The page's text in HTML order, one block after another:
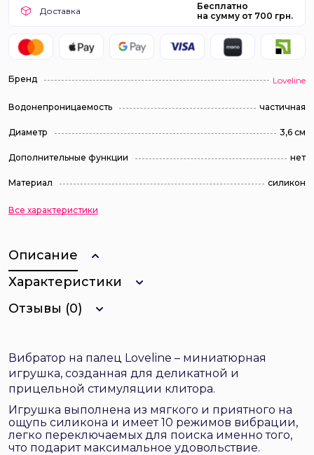
Доставка
Бесплатно
на сумму от 700 грн.
Бренд Loveline
Водонепроницаемость частичная
Диаметр 3,6 см
Дополнительные функции нет
Материал силикон
Все характеристики
Описание
Характеристики
Отзывы (0)
Вибратор на палец Loveline – миниатюрная
игрушка, созданная для деликатной и
прицельной стимуляции клитора.
Игрушка выполнена из мягкого и приятного на
ощупь силикона и имеет 10 режимов вибрации,
легко переключаемых для поиска именно того,
что подарит максимальное удовольствие.